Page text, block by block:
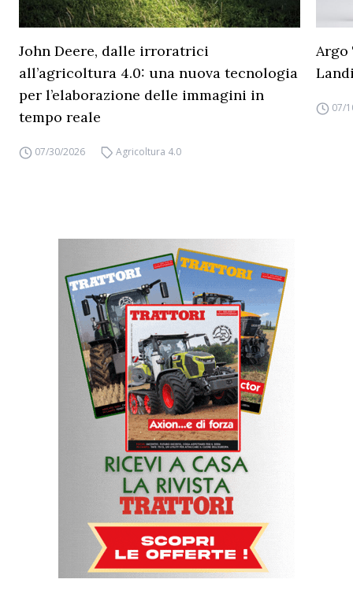
John Deere, dalle irroratrici
all’agricoltura 4.0: una nuova tecnologia
per l’elaborazione delle immagini in
tempo reale
07/30/2026 Agricoltura 4.0
07/